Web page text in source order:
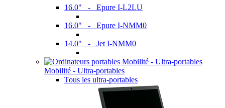
16.0" - Epure I-L2LU
16.0" - Epure I-NMM0
14.0" - Jet I-NMM0
Mobilité - Ultra-portables
Tous les ultra-portables